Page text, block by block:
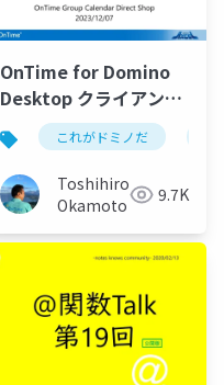
OnTime for Domino
Desktop クライアント
マニュアルこれがドミノだ
Toshihiro
Okamoto
9.7K